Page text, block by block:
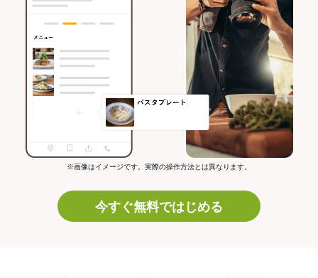
※画像はイメージです。実際の操作方法とは異なります。
今すぐ無料ではじめる